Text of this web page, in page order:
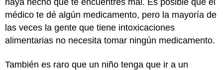
haya hecho que te encuentres mal. Es posible que el
médico te dé algún medicamento, pero la mayoría de
las veces la gente que tiene intoxicaciones
alimentarias no necesita tomar ningún medicamento.
También es raro que un niño tenga que ir a un